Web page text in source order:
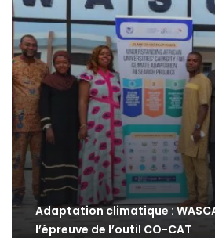
Adaptation climatique :
l’épreuve de l’outil CO-CAT